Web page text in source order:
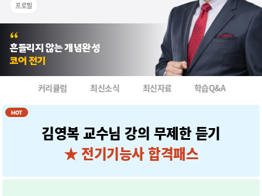
프로필
흔들리지 않는 개념완성
코어 전기
커리큘럼 최신소식 최신자료 학습Q&A
HOT
김영복 교수님 강의 무제한 듣기
★ 전기기능사 합격패스
귀에 쏙쏙 박히는 강의 감사드려요
감사합니다 더욱 정진하여 가르침에 보답하겠습니다
전기기능사 비전공자 동차합격!!!